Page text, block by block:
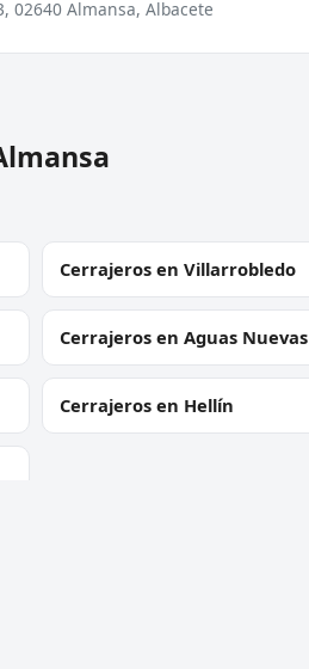
02640 Almansa, Albacete
Cerrajeros en Villarrobledo
Cerrajeros en Aguas Nuevas
Cerrajeros en Hellín